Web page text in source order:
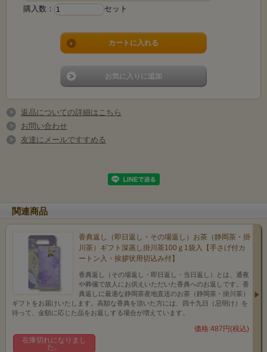
購入数： セット
返品についての詳細はこちら
お問い合わせ
友達にメールですすめる
関連商品
香典返し（即日返し・その場返し）お茶（静岡茶・掛
川茶）ギフト深蒸し掛川茶100ｇ1袋入【手さげ付カ
ートン入・挨拶状用切込み付】
香典返し（その場返し・即日返し・当日返し）とは、通夜
や葬儀で故人にお供えいただいた香典へのお返しです。香
典返しに最適な静岡茶産地直送のお茶（静岡茶・掛川茶）
ギフトをお届けいたします。高額な香典を頂いた方には、四十九日（忌明け）を
待って、金額に応じた品をお返しする場合が増えています。
価格:487円(税込)
在庫切れになりまし
た。